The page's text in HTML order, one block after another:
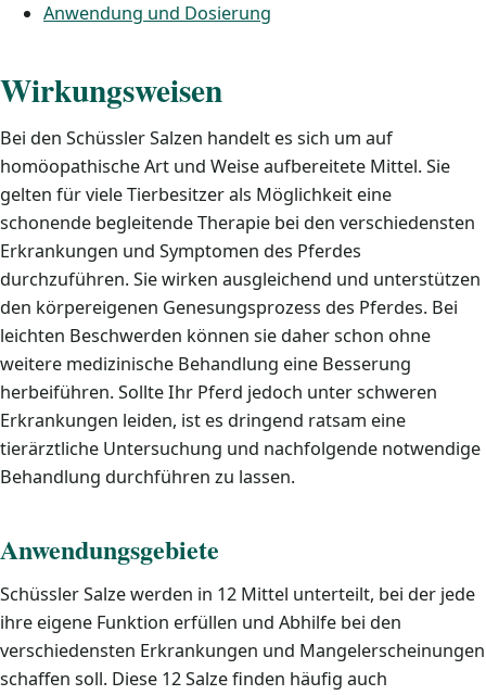
Anwendung und Dosierung
Wirkungsweisen
Bei den Schüssler Salzen handelt es sich um auf
homöopathische Art und Weise aufbereitete Mittel. Sie
gelten für viele Tierbesitzer als Möglichkeit eine
schonende begleitende Therapie bei den verschiedensten
Erkrankungen und Symptomen des Pferdes
durchzuführen. Sie wirken ausgleichend und unterstützen
den körpereigenen Genesungsprozess des Pferdes. Bei
leichten Beschwerden können sie daher schon ohne
weitere medizinische Behandlung eine Besserung
herbeiführen. Sollte Ihr Pferd jedoch unter schweren
Erkrankungen leiden, ist es dringend ratsam eine
tierärztliche Untersuchung und nachfolgende notwendige
Behandlung durchführen zu lassen.
Anwendungsgebiete
Schüssler Salze werden in 12 Mittel unterteilt, bei der jede
ihre eigene Funktion erfüllen und Abhilfe bei den
verschiedensten Erkrankungen und Mangelerscheinungen
schaffen soll. Diese 12 Salze finden häufig auch